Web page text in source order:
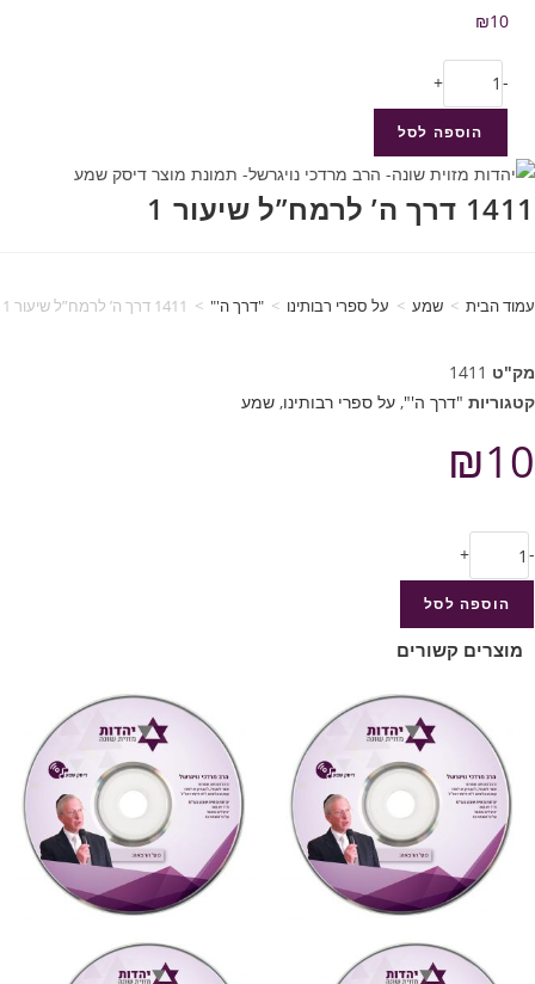
₪10
-
+
הוספה לסל
1411 דרך ה’ לרמח”ל שיעור 1
עמוד הבית > שמע > על ספרי רבותינו > "דרך ה'" > 1411 דרך ה’ לרמח”ל שיעור 1
מק"ט 1411
קטגוריות "דרך ה'", על ספרי רבותינו, שמע
₪10
-
+
הוספה לסל
מוצרים קשורים